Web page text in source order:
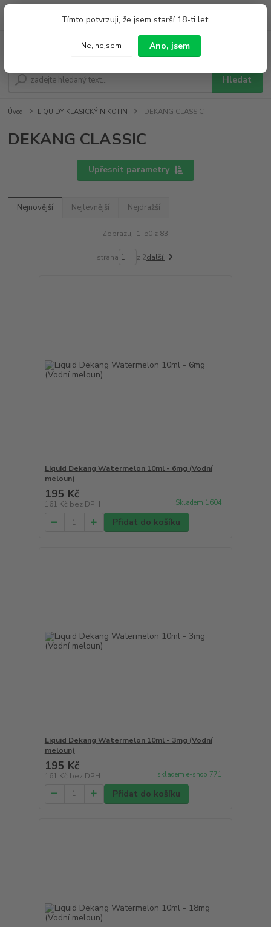
Tímto potvrzuji, že jsem starší 18-ti let.
Ne, nejsem Ano, jsem
Hledat
Po - Pá 9:00 - 19:00 So 9:00 - 14:00
Úvod LIQUIDY KLASICKÝ NIKOTIN DEKANG CLASSIC
DEKANG CLASSIC
Upřesnit parametry
Nejnovější Nejlevnější Nejdražší
Zobrazuji 1-50 z 83
strana z 2další
Liquid Dekang Watermelon 10ml - 6mg (Vodní
meloun)
195 Kč
161 Kč bez DPH Skladem 1604
Přidat do košíku
Liquid Dekang Watermelon 10ml - 3mg (Vodní
meloun)
195 Kč
161 Kč bez DPH skladem e-shop 771
Přidat do košíku